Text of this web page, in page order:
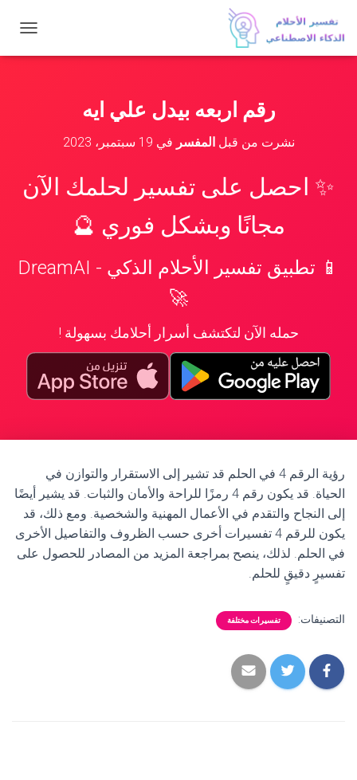
ب
ل
رقم اربعه بيدل علي ايه
نشرت من قبلالمفسر في 19 سبتمبر، 2023
✨ احصل على تفسير لحلمك الآن
مجانًا وبشكل فوري 🔮
📱 تطبيق تفسير الأحلام الذكي - DreamAI
🚀
حمله الآن لتكتشف أسرار أحلامك بسهولة !
رؤية الرقم 4 في الحلم قد تشير إلى الاستقرار والتوازن في
الحياة. قد يكون رقم 4 رمزًا للراحة والأمان والثبات. قد يشير أيضًا
إلى النجاح والتقدم في الأعمال المهنية والشخصية. ومع ذلك، قد
يكون للرقم 4 تفسيرات أخرى حسب الظروف والتفاصيل الأخرى
في الحلم. لذلك، ينصح بمراجعة المزيد من المصادر للحصول على
تفسيرٍ دقيقٍ للحلم.
التصنيفات: تفسيرات مختلفة